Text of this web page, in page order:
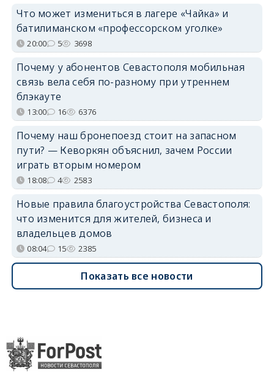
Что может измениться в лагере «Чайка» и
батилиманском «профессорском уголке»
20:00 5 3698
Почему у абонентов Севастополя мобильная
связь вела себя по-разному при утреннем
блэкауте
13:00 16 6376
Почему наш бронепоезд стоит на запасном
пути? — Кеворкян объяснил, зачем России
играть вторым номером
18:08 4 2583
Новые правила благоустройства Севастополя:
что изменится для жителей, бизнеса и
владельцев домов
08:04 15 2385
Показать все новости